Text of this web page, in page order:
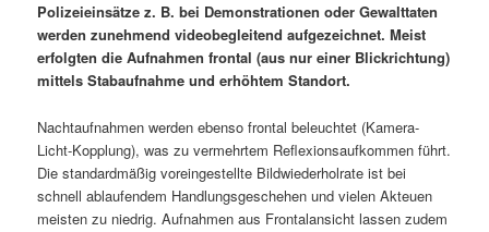
Polizeieinsätze z. B. bei Demonstrationen oder Gewalttaten
werden zunehmend videobegleitend aufgezeichnet. Meist
erfolgten die Aufnahmen frontal (aus nur einer Blickrichtung)
mittels Stabaufnahme und erhöhtem Standort.
Nachtaufnahmen werden ebenso frontal beleuchtet (Kamera-
Licht-Kopplung), was zu vermehrtem Reflexionsaufkommen führt.
Die standardmäßig voreingestellte Bildwiederholrate ist bei
schnell ablaufendem Handlungsgeschehen und vielen Akteuen
meisten zu niedrig. Aufnahmen aus Frontalansicht lassen zudem